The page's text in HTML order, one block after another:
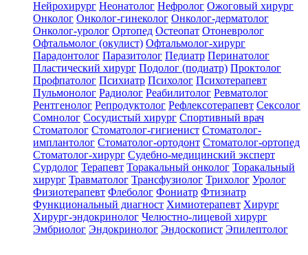
Нейрохирург Неонатолог Нефролог Ожоговый хирург
Онколог Онколог-гинеколог Онколог-дерматолог
Онколог-уролог Ортопед Остеопат Отоневролог
Офтальмолог (окулист) Офтальмолог-хирург
Парадонтолог Паразитолог Педиатр Перинатолог
Пластический хирург Подолог (подиатр) Проктолог
Профпатолог Психиатр Психолог Психотерапевт
Пульмонолог Радиолог Реабилитолог Ревматолог
Рентгенолог Репродуктолог Рефлексотерапевт Сексолог
Сомнолог Сосудистый хирург Спортивный врач
Стоматолог Стоматолог-гигиенист Стоматолог-
имплантолог Стоматолог-ортодонт Стоматолог-ортопед
Стоматолог-хирург Судебно-медицинский эксперт
Сурдолог Терапевт Торакальный онколог Торакальный
хирург Травматолог Трансфузиолог Трихолог Уролог
Физиотерапевт Флеболог Фониатр Фтизиатр
Функциональный диагност Химиотерапевт Хирург
Хирург-эндокринолог Челюстно-лицевой хирург
Эмбриолог Эндокринолог Эндоскопист Эпилептолог